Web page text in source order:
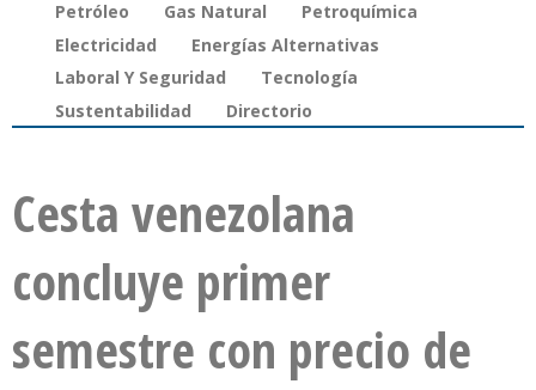
Petróleo Gas Natural
Petroquímica
Electricidad
Energías Alternativas
Laboral Y Seguridad
Tecnología
Sustentabilidad
Directorio
Cesta venezolana
concluye primer
semestre con precio de